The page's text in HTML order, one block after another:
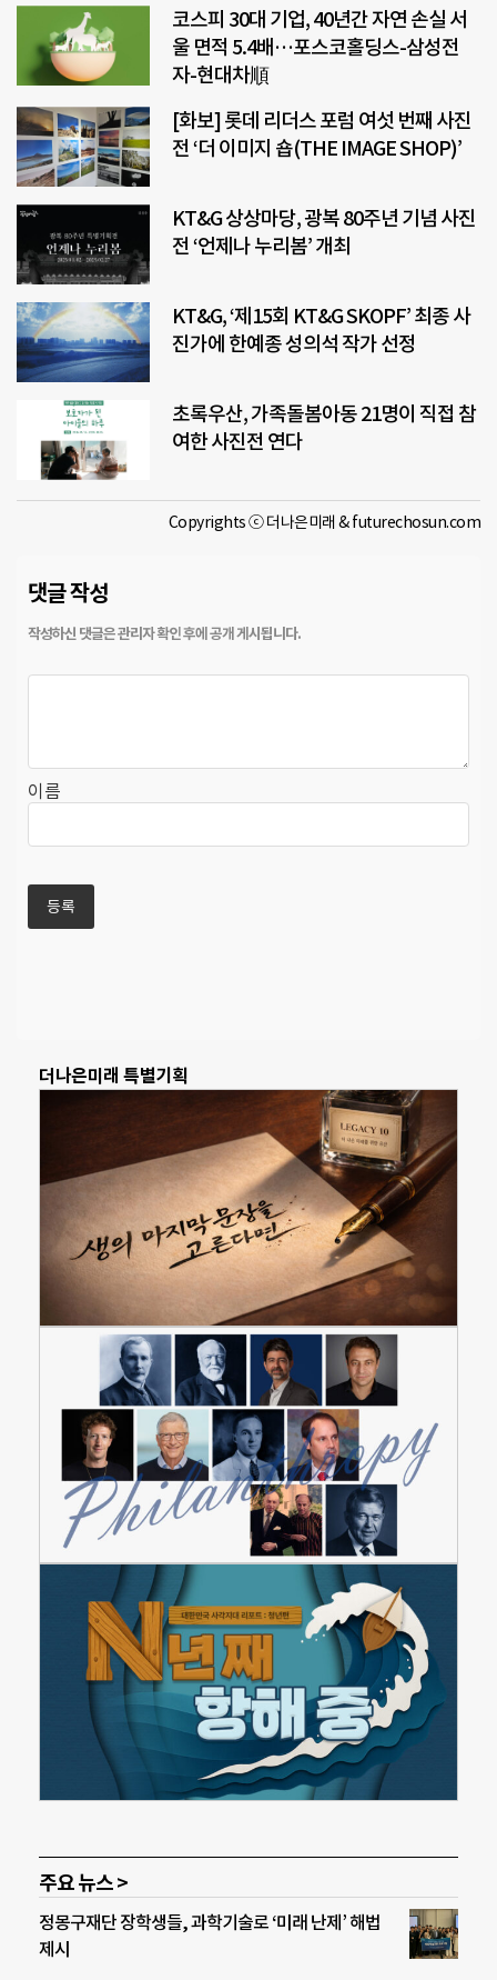
코스피 30대 기업, 40년간 자연 손실 서
울 면적 5.4배…포스코홀딩스-삼성전
자-현대차順
[화보] 롯데 리더스 포럼 여섯 번째 사진
전 ‘더 이미지 숍(THE IMAGE SHOP)’
KT&G 상상마당, 광복 80주년 기념 사진
전 ‘언제나 누리봄’ 개최
KT&G, ‘제15회 KT&G SKOPF’ 최종 사
진가에 한예종 성의석 작가 선정
초록우산, 가족돌봄아동 21명이 직접 참
여한 사진전 연다
Copyrights ⓒ 더나은미래 & futurechosun.com
댓글 작성
이름
더나은미래 특별기획
주요 뉴스 >
정몽구재단 장학생들, 과학기술로 ‘미래 난제’ 해법
제시